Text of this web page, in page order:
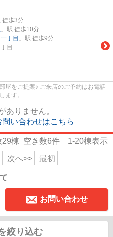
徒歩3分
」駅 徒歩10分
丁目 」駅 徒歩9分
丁目
屋をご提案♪ ご来店のご予約はお電話
ます。
ありません。
い合わせはこちら
29棟 空き数6件 1-20棟表示
次へ>> 最初
お問い合わせ
絞り込む